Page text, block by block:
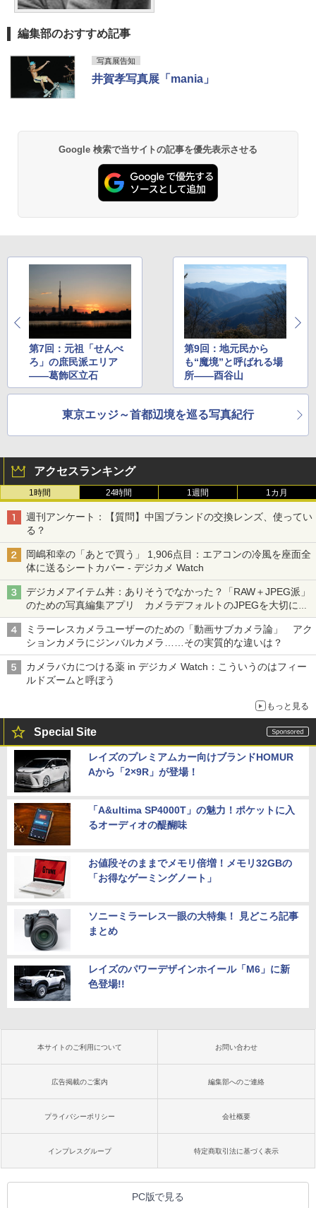
編集部のおすすめ記事
写真展告知
井賀孝写真展「mania」
Google 検索で当サイトの記事を優先表示させる
第7回：元祖「せんべ
ろ」の庶民派エリア
——葛飾区立石
第9回：地元民から
も“魔境”と呼ばれる場
所——酉谷山
東京エッジ～首都辺境を巡る写真紀行
アクセスランキング
1時間 24時間 1週間 1カ月
週刊アンケート：【質問】中国ブランドの交換レンズ、使ってい
る？
岡嶋和幸の「あとで買う」 1,906点目：エアコンの冷風を座面全
体に送るシートカバー - デジカメ Watch
デジカメアイテム丼：ありそうでなかった？「RAW＋JPEG派」
のための写真編集アプリ カメラデフォルトのJPEGを大切にす
る「Filmator」
ミラーレスカメラユーザーのための「動画サブカメラ論」 アク
ションカメラにジンバルカメラ……その実質的な違いは？
カメラバカにつける薬 in デジカメ Watch：こういうのはフィー
ルドズームと呼ぼう
もっと見る
Special Site
レイズのプレミアムカー向けブランドHOMUR
Aから「2×9R」が登場！
「A&ultima SP4000T」の魅力！ポケットに入
るオーディオの醍醐味
お値段そのままでメモリ倍増！メモリ32GBの
「お得なゲーミングノート」
ソニーミラーレス一眼の大特集！ 見どころ記事
まとめ
レイズのパワーデザインホイール「M6」に新
色登場!!
本サイトのご利用について お問い合わせ
広告掲載のご案内 編集部へのご連絡
プライバシーポリシー 会社概要
インプレスグループ 特定商取引法に基づく表示
PC版で見る